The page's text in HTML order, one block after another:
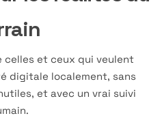
celles et ceux qui veulent
digitale localement, sans
et avec un vrai suivi